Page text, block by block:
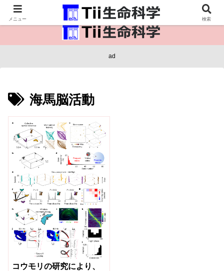
医療保健・生命・生物の情報インフラ。
ad
海馬脳活動
コウモリの研究により、
メニュー 検索